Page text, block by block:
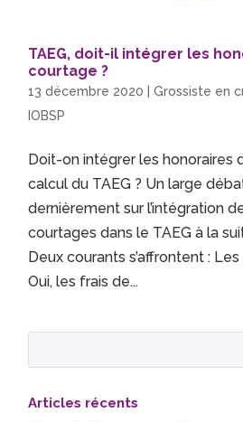
TAEG, doit-il intégrer les
courtage ?
13 décembre 2020 |Grossiste en
IOBSP
Doit-on intégrer les honoraires
calcul du TAEG ? Un large
dernièrement sur l’intégration
courtages dans le TAEG à la
Deux courants s’affrontent :
Oui, les frais de...
Articles récents